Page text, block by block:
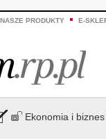
PRODUKTY E-
Ekonomia i biznes